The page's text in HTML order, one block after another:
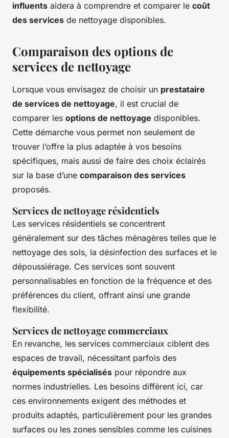
influents aidera à comprendre et comparer le coût
des services de nettoyage disponibles.
Comparaison des options de
services de nettoyage
Lorsque vous envisagez de choisir un prestataire
de services de nettoyage, il est crucial de
comparer les options de nettoyage disponibles.
Cette démarche vous permet non seulement de
trouver l’offre la plus adaptée à vos besoins
spécifiques, mais aussi de faire des choix éclairés
sur la base d’une comparaison des services
proposés.
Services de nettoyage résidentiels
Les services résidentiels se concentrent
généralement sur des tâches ménagères telles que le
nettoyage des sols, la désinfection des surfaces et le
dépoussiérage. Ces services sont souvent
personnalisables en fonction de la fréquence et des
préférences du client, offrant ainsi une grande
flexibilité.
Services de nettoyage commerciaux
En revanche, les services commerciaux ciblent des
espaces de travail, nécessitant parfois des
équipements spécialisés pour répondre aux
normes industrielles. Les besoins diffèrent ici, car
ces environnements exigent des méthodes et
produits adaptés, particulièrement pour les grandes
surfaces ou les zones sensibles comme les cuisines